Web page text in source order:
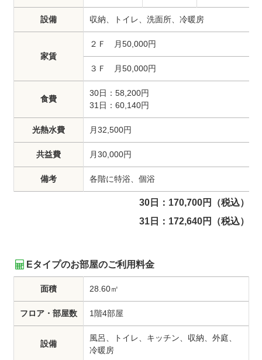
設備 収納、トイレ、洗面所、冷暖房
家賃
２Ｆ 月50,000円
３Ｆ 月50,000円
食費
30日：58,200円
31日：60,140円
光熱水費 月32,500円
共益費 月30,000円
備考 各階に特浴、個浴
30日：170,700円（税込）
31日：172,640円（税込）
Eタイプのお部屋のご利用料金
面積 28.60㎡
フロア・部屋数 1階4部屋
設備
風呂、トイレ、キッチン、収納、外庭、
冷暖房